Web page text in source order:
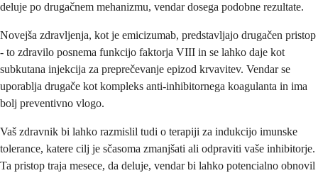
deluje po drugačnem mehanizmu, vendar dosega podobne rezultate.
Novejša zdravljenja, kot je emicizumab, predstavljajo drugačen pristop
- to zdravilo posnema funkcijo faktorja VIII in se lahko daje kot
subkutana injekcija za preprečevanje epizod krvavitev. Vendar se
uporablja drugače kot kompleks anti-inhibitornega koagulanta in ima
bolj preventivno vlogo.
Vaš zdravnik bi lahko razmislil tudi o terapiji za indukcijo imunske
tolerance, katere cilj je sčasoma zmanjšati ali odpraviti vaše inhibitorje.
Ta pristop traja mesece, da deluje, vendar bi lahko potencialno obnovil